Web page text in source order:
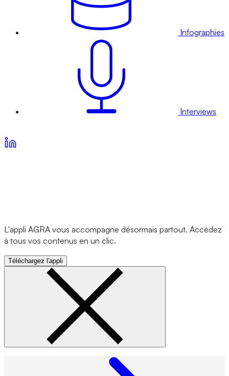
Infographies
Interviews
L'appli AGRA vous accompagne désormais partout. Accédez
à tous vos contenus en un clic.
Téléchargez l'appli